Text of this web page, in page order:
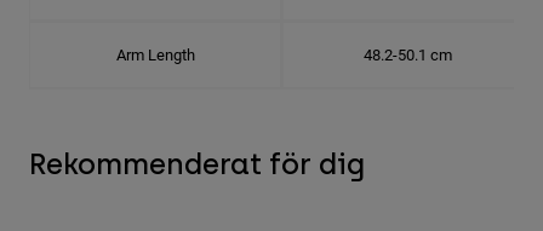
Arm Length 48.2-50.1 cm
Rekommenderat för dig